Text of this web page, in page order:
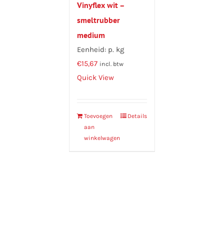
Vinyflex wit –
smeltrubber
medium
Eenheid: p. kg
€15,67 incl. btw
Quick View
Toevoegen
aan
winkelwagen
Details